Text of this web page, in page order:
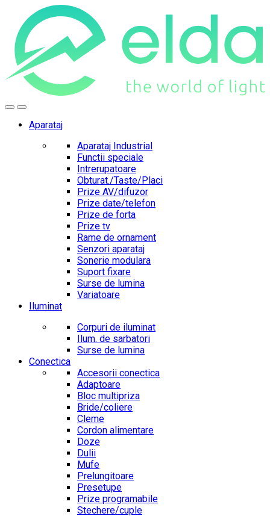
navigation
content
Aparataj
Aparataj Industrial
Functii speciale
Intrerupatoare
Obturat./Taste/Placi
Prize AV/difuzor
Prize date/telefon
Prize de forta
Prize tv
Rame de ornament
Senzori aparataj
Sonerie modulara
Suport fixare
Surse de lumina
Variatoare
Iluminat
Corpuri de iluminat
Ilum. de sarbatori
Surse de lumina
Conectica
Accesorii conectica
Adaptoare
Bloc multipriza
Bride/coliere
Cleme
Cordon alimentare
Doze
Dulii
Mufe
Prelungitoare
Presetupe
Prize programabile
Stechere/cuple